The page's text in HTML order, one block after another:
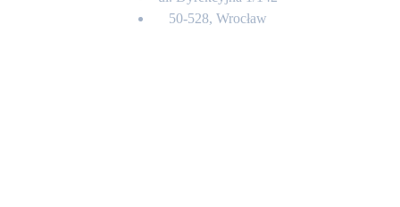
50-528, Wrocław